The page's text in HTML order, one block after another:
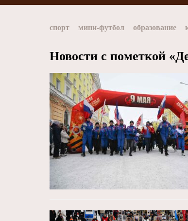
спорт мини-футбол образование
Новости с пометкой